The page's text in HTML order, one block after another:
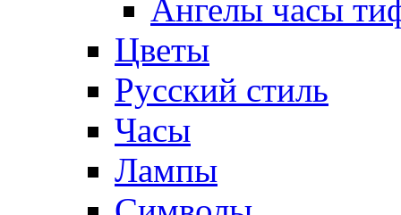
Ангелы часы
Цветы
Русский стиль
Часы
Лампы